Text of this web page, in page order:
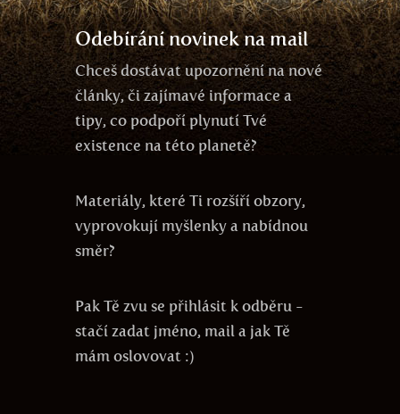
Odebírání novinek na mail
Chceš dostávat upozornění na nové
články, či zajímavé informace a
tipy, co podpoří plynutí Tvé
existence na této planetě?
Materiály, které Ti rozšíří obzory,
vyprovokují myšlenky a nabídnou
směr?
Pak Tě zvu se přihlásit k odběru -
stačí zadat jméno, mail a jak Tě
mám oslovovat :)